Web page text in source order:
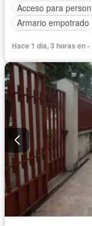
Acceso para
Armario empotrado
Gimnasio
Garita
Conserje
Sin amoblar
Hace 1 día, 3 horas en